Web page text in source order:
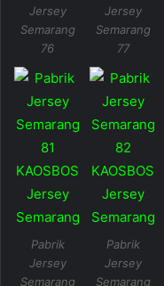
Jersey
Semarang
76
Jersey
Semarang
77
Pabrik
Jersey
Semarang
Pabrik
Jersey
Semarang